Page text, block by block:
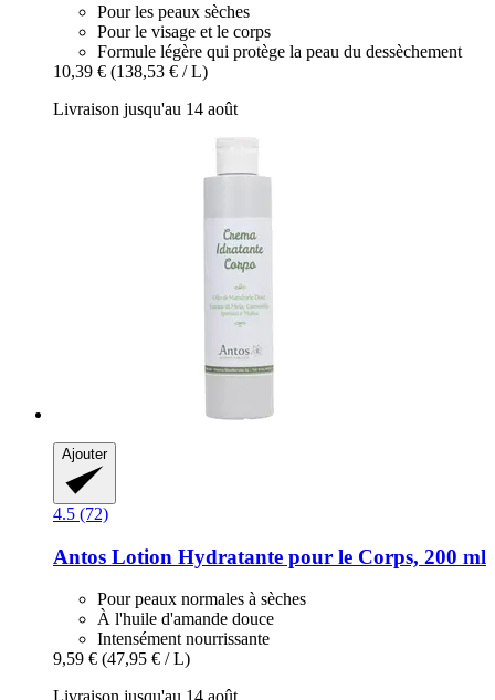
Pour les peaux sèches
Pour le visage et le corps
Formule légère qui protège la peau du dessèchement
10,39 € (138,53 € / L)
Livraison jusqu'au 14 août
Ajouter
4.5 (72)
Antos Lotion Hydratante pour le Corps, 200 ml
Pour peaux normales à sèches
À l'huile d'amande douce
Intensément nourrissante
9,59 € (47,95 € / L)